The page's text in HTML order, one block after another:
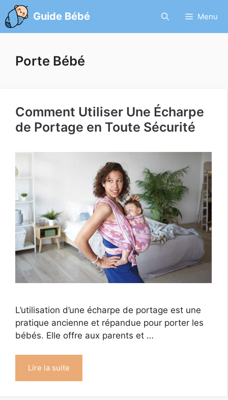
Aller
au
contenu
Guide Bébé Menu
Porte Bébé
Comment Utiliser Une Écharpe
de Portage en Toute Sécurité
L’utilisation d’une écharpe de portage est une
pratique ancienne et répandue pour porter les
bébés. Elle offre aux parents et …
Lire la suite